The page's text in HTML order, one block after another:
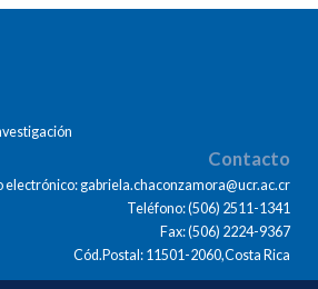
Contacto
electrónico: gabriela.chaconzamora@ucr.ac.cr
Teléfono: (506) 2511-1341
Fax: (506) 2224-9367
Cód.Postal: 11501-2060,Costa Rica